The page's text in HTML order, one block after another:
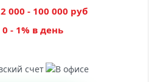
2 000 - 100 000 руб
0 - 1% в день